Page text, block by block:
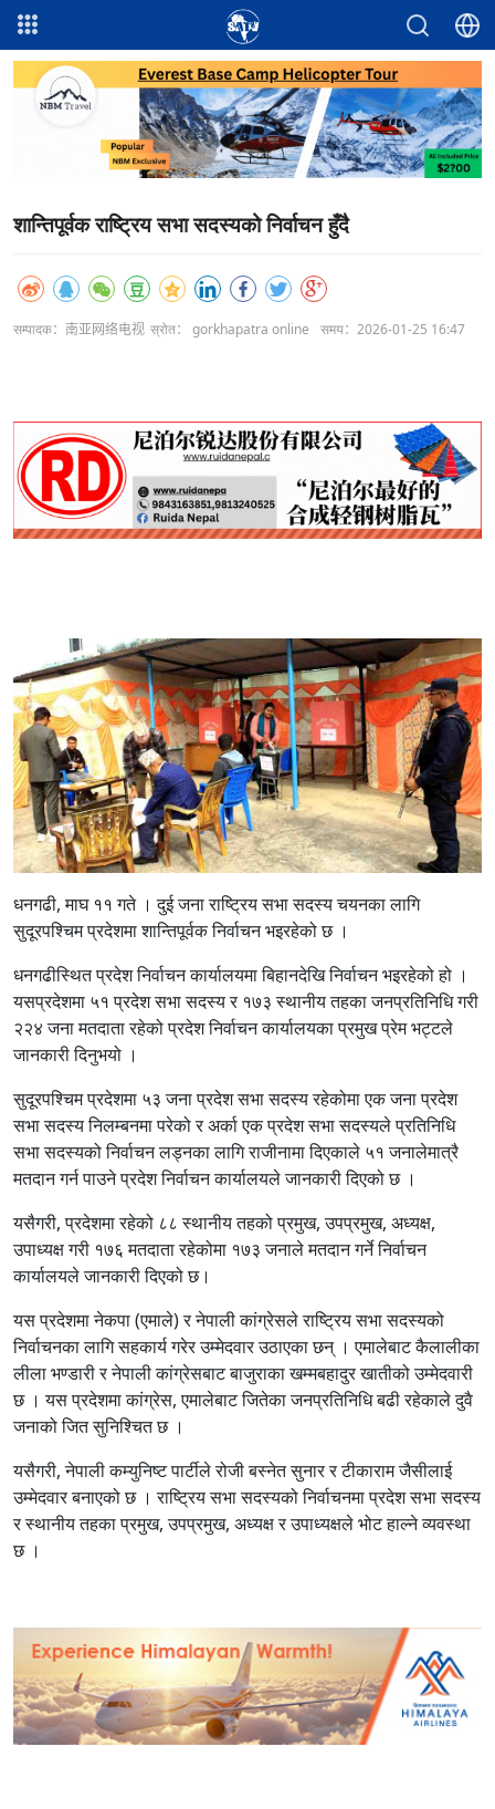
शान्तिपूर्वक राष्ट्रिय सभा सदस्यको निर्वाचन हुँदै
सम्पादक：南亚网络电视 स्रोत： gorkhapatra online समय：2026-01-25 16:47
धनगढी, माघ ११ गते ।दुई जना राष्ट्रिय सभा सदस्य चयनका लागि
सुदूरपश्चिम प्रदेशमा शान्तिपूर्वक निर्वाचन भइरहेको छ ।
धनगढीस्थित प्रदेश निर्वाचन कार्यालयमा बिहानदेखि निर्वाचन भइरहेको हो ।
यसप्रदेशमा ५१ प्रदेश सभा सदस्य र १७३ स्थानीय तहका जनप्रतिनिधि गरी
२२४ जना मतदाता रहेको प्रदेश निर्वाचन कार्यालयका प्रमुख प्रेम भट्टले
जानकारी दिनुभयो ।
सुदूरपश्चिम प्रदेशमा ५३ जना प्रदेश सभा सदस्य रहेकोमा एक जना प्रदेश
सभा सदस्य निलम्बनमा परेको र अर्का एक प्रदेश सभा सदस्यले प्रतिनिधि
सभा सदस्यको निर्वाचन लड्नका लागि राजीनामा दिएकाले ५१ जनालेमात्रै
मतदान गर्न पाउने प्रदेश निर्वाचन कार्यालयले जानकारी दिएको छ ।
यसैगरी, प्रदेशमा रहेको ८८ स्थानीय तहको प्रमुख, उपप्रमुख, अध्यक्ष,
उपाध्यक्ष गरी १७६ मतदाता रहेकोमा १७३ जनाले मतदान गर्ने निर्वाचन
कार्यालयले जानकारी दिएको छ।
यस प्रदेशमा नेकपा (एमाले) र नेपाली कांग्रेसले राष्ट्रिय सभा सदस्यको
निर्वाचनका लागि सहकार्य गरेर उम्मेदवार उठाएका छन् । एमालेबाट कैलालीका
लीला भण्डारी र नेपाली कांग्रेसबाट बाजुराका खम्मबहादुर खातीको उम्मेदवारी
छ । यस प्रदेशमा कांग्रेस, एमालेबाट जितेका जनप्रतिनिधि बढी रहेकाले दुवै
जनाको जित सुनिश्चित छ ।
यसैगरी, नेपाली कम्युनिष्ट पार्टीले रोजी बस्नेत सुनार र टीकाराम जैसीलाई
उम्मेदवार बनाएको छ । राष्ट्रिय सभा सदस्यको निर्वाचनमा प्रदेश सभा सदस्य
र स्थानीय तहका प्रमुख, उपप्रमुख, अध्यक्ष र उपाध्यक्षले भोट हाल्ने व्यवस्था
छ ।